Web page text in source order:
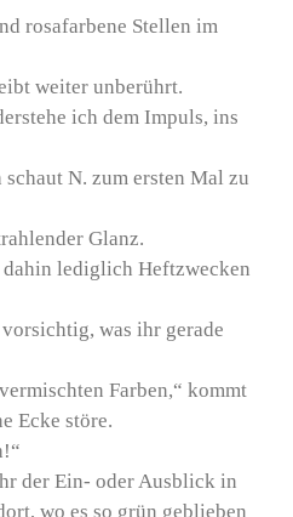
rosafarbene Stellen im
weiter unberührt.
ich dem Impuls, ins
N. zum ersten Mal zu
Glanz.
lediglich Heftzwecken
was ihr gerade
Farben,“ kommt
Ecke störe.
der Ein- oder Ausblick in
wo es so grün geblieben